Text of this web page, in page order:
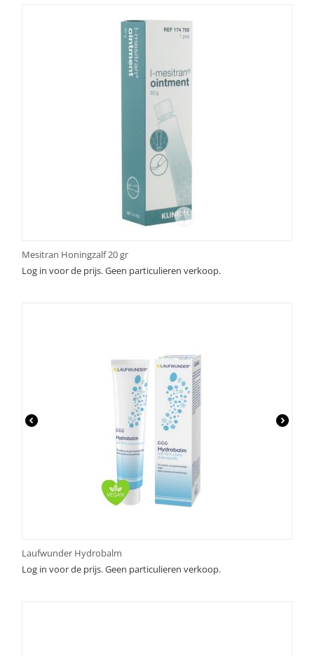
Mesitran Honingzalf 20 gr
Log in voor de prijs. Geen particulieren verkoop.
Laufwunder Hydrobalm
Log in voor de prijs. Geen particulieren verkoop.